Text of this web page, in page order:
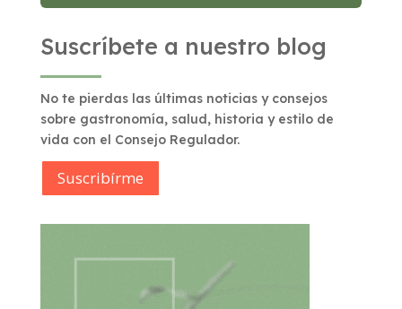
Suscríbete a nuestro blog
No te pierdas las últimas noticias y consejos
sobre gastronomía, salud, historia y estilo de
vida con el Consejo Regulador.
Suscribírme